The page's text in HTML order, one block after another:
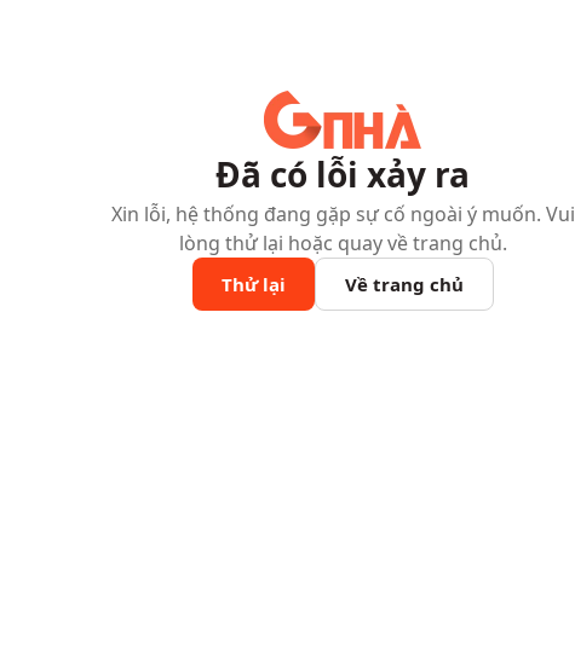
Đã có lỗi xảy ra
Xin lỗi, hệ thống đang gặp sự cố ngoài ý muốn. Vui
lòng thử lại hoặc quay về trang chủ.
Thử lại Về trang chủ